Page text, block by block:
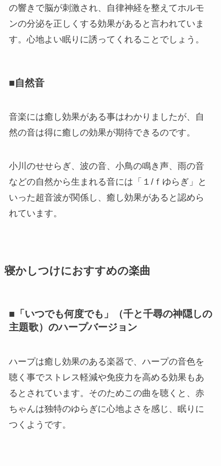
の響きで脳が刺激され、自律神経を整えてホルモ
ンの分泌を正しくする効果があると言われていま
す。心地よい眠りに誘ってくれることでしょう。
■自然音
音楽には癒し効果がある事はわかりましたが、自
然の音は得に癒しの効果が期待できるのです。
小川のせせらぎ、波の音、小鳥の鳴き声、雨の音
などの自然から生まれる音には「１/ｆゆらぎ」と
いった超音波が関係し、癒し効果があると認めら
れています。
寝かしつけにおすすめの楽曲
■「いつでも何度でも」（千と千尋の神隠しの
主題歌）のハープバージョン
ハープは癒し効果のある楽器で、ハープの音色を
聴く事でストレス軽減や免疫力を高める効果もあ
るとされています。そのためこの曲を聴くと、赤
ちゃんは独特のゆらぎに心地よさを感じ、眠りに
つくようです。